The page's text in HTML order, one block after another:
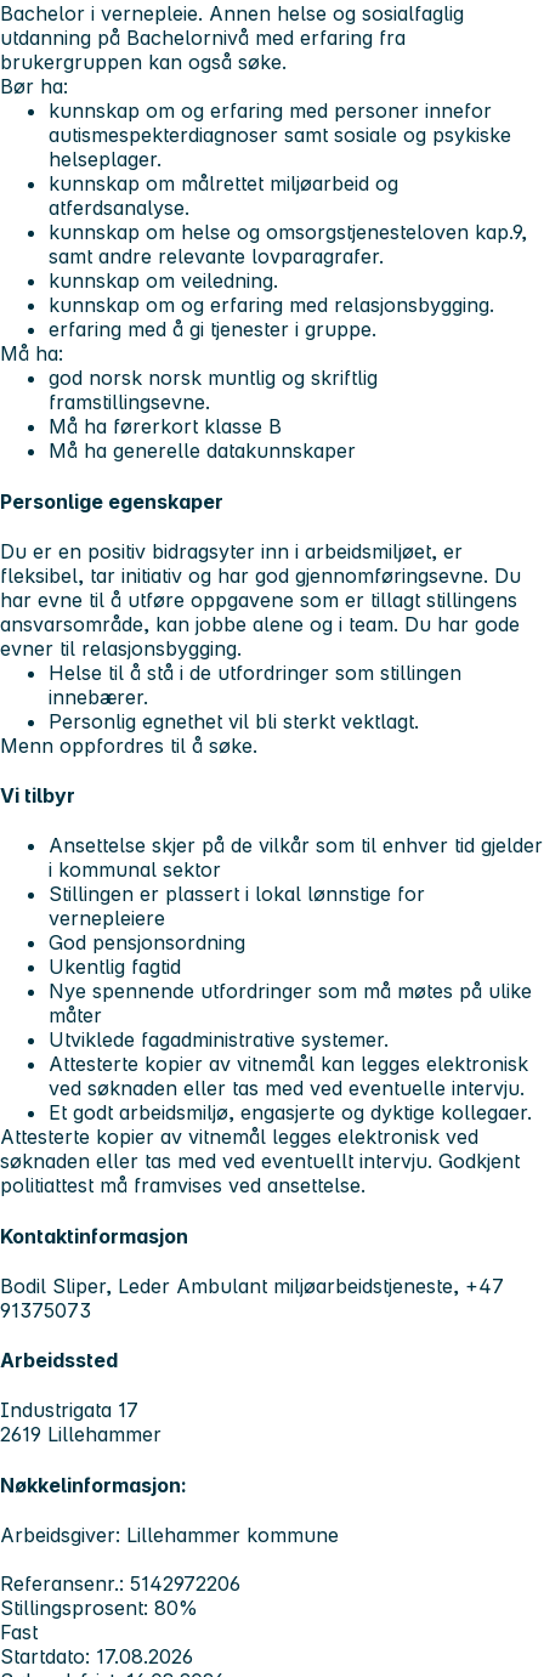
Bachelor i vernepleie. Annen helse og sosialfaglig
utdanning på Bachelornivå med erfaring fra
brukergruppen kan også søke.
Bør ha:
kunnskap om og erfaring med personer innefor
autismespekterdiagnoser samt sosiale og psykiske
helseplager.
kunnskap om målrettet miljøarbeid og
atferdsanalyse.
kunnskap om helse og omsorgstjenesteloven kap.9,
samt andre relevante lovparagrafer.
kunnskap om veiledning.
kunnskap om og erfaring med relasjonsbygging.
erfaring med å gi tjenester i gruppe.
Må ha:
god norsk norsk muntlig og skriftlig
framstillingsevne.
Må ha førerkort klasse B
Må ha generelle datakunnskaper
Personlige egenskaper
Du er en positiv bidragsyter inn i arbeidsmiljøet, er
fleksibel, tar initiativ og har god gjennomføringsevne. Du
har evne til å utføre oppgavene som er tillagt stillingens
ansvarsområde, kan jobbe alene og i team. Du har gode
evner til relasjonsbygging.
Helse til å stå i de utfordringer som stillingen
innebærer.
Personlig egnethet vil bli sterkt vektlagt.
Menn oppfordres til å søke.
Vi tilbyr
Ansettelse skjer på de vilkår som til enhver tid gjelder
i kommunal sektor
Stillingen er plassert i lokal lønnstige for
vernepleiere
God pensjonsordning
Ukentlig fagtid
Nye spennende utfordringer som må møtes på ulike
måter
Utviklede fagadministrative systemer.
Attesterte kopier av vitnemål kan legges elektronisk
ved søknaden eller tas med ved eventuelle intervju.
Et godt arbeidsmiljø, engasjerte og dyktige kollegaer.
Attesterte kopier av vitnemål legges elektronisk ved
søknaden eller tas med ved eventuellt intervju. Godkjent
politiattest må framvises ved ansettelse.
Kontaktinformasjon
Bodil Sliper, Leder Ambulant miljøarbeidstjeneste, +47
91375073
Arbeidssted
Industrigata 17
2619 Lillehammer
Nøkkelinformasjon:
Arbeidsgiver: Lillehammer kommune
Referansenr.: 5142972206
Stillingsprosent: 80%
Fast
Startdato: 17.08.2026